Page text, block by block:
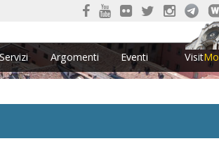
Servizi Argomenti Eventi Visit